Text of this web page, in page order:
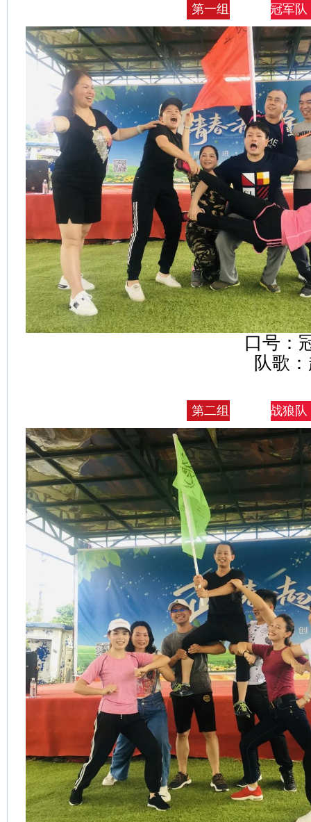
第一组 冠军队
口号：冠军冠军
队歌：超越梦想
第二组 战狼队